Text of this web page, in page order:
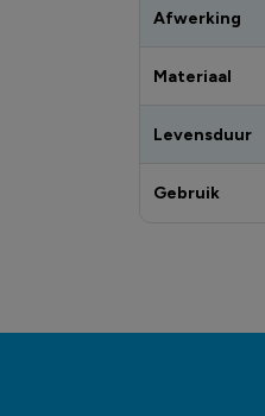
Afwerking
Materiaal
Levensduur
Gebruik